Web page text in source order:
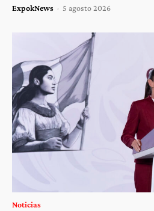
ExpokNews - 5 agosto 2026
Noticias